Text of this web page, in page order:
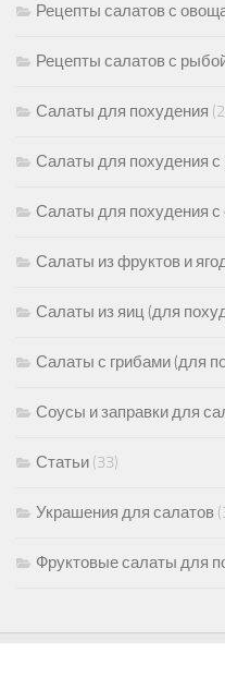
Рецепты салатов с
Рецепты салатов с
Салаты для похудения
Салаты для похудения
Салаты для похудения с
Салаты из фруктов и
Салаты из яиц (для
Салаты с грибами (для
Соусы и заправки для
Статьи (33)
Украшения для салатов
Фруктовые салаты для